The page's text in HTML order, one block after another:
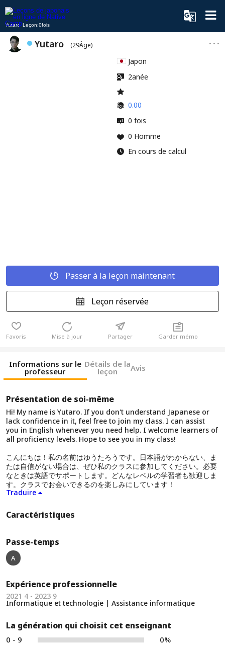
Yutaro Leçon:0fois
Yutaro (29Âge)
Japon
2anée
0.00
0 fois
0 Homme
En cours de calcul
Passer à la leçon maintenant
Leçon réservée
Favoris Mise à jour Partager Garder mémo
Informations sur le
professeur
Détails de la
leçon Avis
Présentation de soi-même
Hi! My name is Yutaro. If you don't understand Japanese or
lack confidence in it, feel free to join my class. I can assist
you in English whenever you need help. I welcome learners of
all proficiency levels. Hope to see you in my class!
こんにちは！私の名前はゆうたろうです。日本語がわからない、ま
たは自信がない場合は、ぜひ私のクラスに参加してください。必要
なときは英語でサポートします。どんなレベルの学習者も歓迎しま
す。クラスでお会いできるのを楽しみにしています！
Traduire
Caractéristiques
Passe-temps
A
Expérience professionnelle
2021 4 - 2023 9
Informatique et technologie | Assistance informatique
La génération qui choisit cet enseignant
0 - 9
0%